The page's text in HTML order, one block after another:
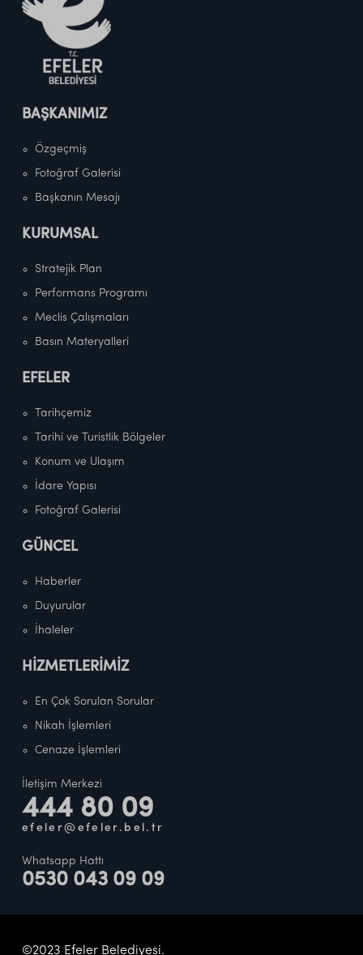
BAŞKANIMIZ
Özgeçmiş
Fotoğraf Galerisi
Başkanın Mesajı
KURUMSAL
Stratejik Plan
Performans Programı
Meclis Çalışmaları
Basın Materyalleri
EFELER
Tarihçemiz
Tarihi ve Turistlik Bölgeler
Konum ve Ulaşım
İdare Yapısı
Fotoğraf Galerisi
GÜNCEL
Haberler
Duyurular
İhaleler
HİZMETLERİMİZ
En Çok Sorulan Sorular
Nikah İşlemleri
Cenaze İşlemleri
İletişim Merkezi
444 80 09
efeler@efeler.bel.tr
Whatsapp Hattı
0530 043 09 09
©2023 Efeler Belediyesi.